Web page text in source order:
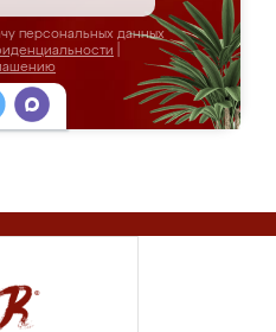
персональных данных